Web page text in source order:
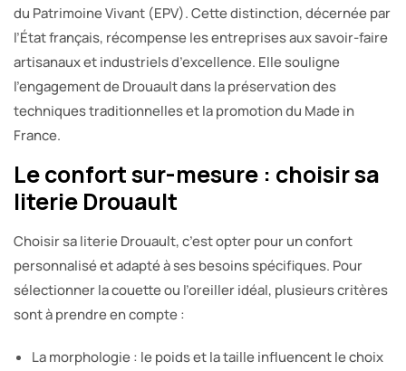
du Patrimoine Vivant (EPV). Cette distinction, décernée par
l’État français, récompense les entreprises aux savoir-faire
artisanaux et industriels d’excellence. Elle souligne
l’engagement de Drouault dans la préservation des
techniques traditionnelles et la promotion du Made in
France.
Le confort sur-mesure : choisir sa
literie Drouault
Choisir sa literie Drouault, c’est opter pour un confort
personnalisé et adapté à ses besoins spécifiques. Pour
sélectionner la couette ou l’oreiller idéal, plusieurs critères
sont à prendre en compte :
La morphologie : le poids et la taille influencent le choix